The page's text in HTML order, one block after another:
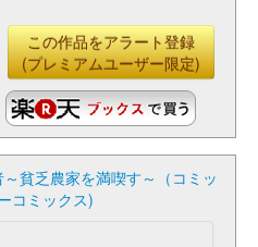
この作品をアラート登録
(プレミアムユーザー限定)
貧乏農家を満喫す～（コミッ
コミックス)